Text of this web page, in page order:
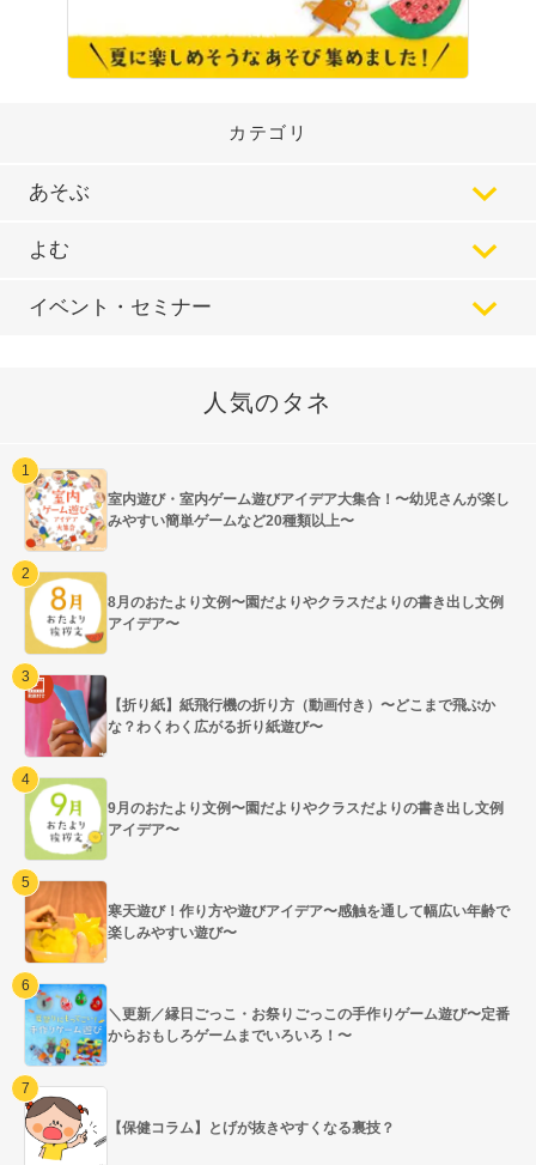
カテゴリ
あそぶ
よむ
イベント・セミナー
人気のタネ
室内遊び・室内ゲーム遊びアイデア大集合！〜幼児さんが楽し
みやすい簡単ゲームなど20種類以上〜
8月のおたより文例〜園だよりやクラスだよりの書き出し文例
アイデア〜
【折り紙】紙飛行機の折り方（動画付き）〜どこまで飛ぶか
な？わくわく広がる折り紙遊び〜
9月のおたより文例〜園だよりやクラスだよりの書き出し文例
アイデア〜
寒天遊び！作り方や遊びアイデア〜感触を通して幅広い年齢で
楽しみやすい遊び〜
＼更新／縁日ごっこ・お祭りごっこの手作りゲーム遊び〜定番
からおもしろゲームまでいろいろ！〜
【保健コラム】とげが抜きやすくなる裏技？